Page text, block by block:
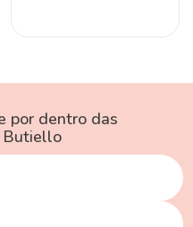
por dentro das
Butiello